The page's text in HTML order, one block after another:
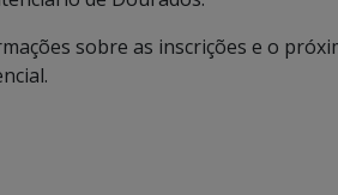
sobre as inscrições e o